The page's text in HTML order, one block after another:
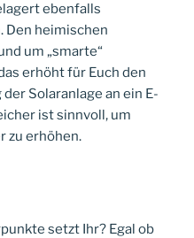
ebenfalls
Den heimischen
um „smarte“
erhöht für Euch den
Solaranlage an ein E-
ist sinnvoll, um
zu erhöhen.
setzt Ihr? Egal ob